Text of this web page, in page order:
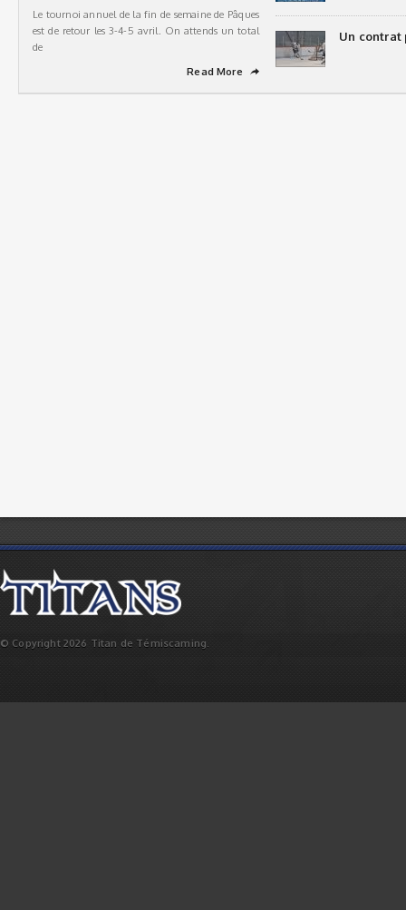
Le tournoi annuel de la fin de semaine de Pâques
est de retour les 3-4-5 avril. On attends un total
de
Read More
➦
Un contrat
© Copyright 2026 Titan de Témiscaming.